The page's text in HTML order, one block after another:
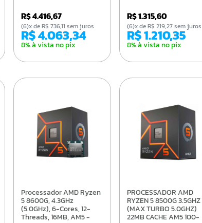
R$ 4.416,67
R$ 4.063,34
8% à vista no pix
(6)x de R$ 736,11 sem juros
R$ 1.315,60
R$ 1.210,35
8% à vista no pix
(6)x de R$ 219,27 sem juros
Processador AMD Ryzen
5 8600G, 4.3GHz
(5.0GHz), 6-Cores, 12-
Threads, 16MB, AM5 -
PROCESSADOR AMD
RYZEN 5 8500G 3.5GHZ
(MAX TURBO 5.0GHZ)
22MB CACHE AM5 100-